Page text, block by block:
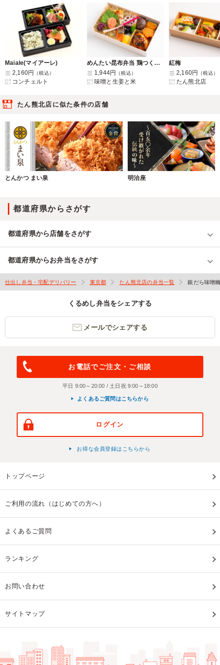
Maiale(マイアーレ)
2,160円
（税込）
コンチェルト
めんたい昆布弁当 鶏つくね&銀鮭
1,944円
（税込）
味噌と生姜と米
紅梅
2,160円
（税込）
たん熊北店
たん熊北店に似た条件の店舗
とんかつ まい泉 明治座
都道府県からさがす
都道府県から店舗をさがす
都道府県からお弁当をさがす
仕出し弁当・宅配デリバリー 東京都 たん熊北店の弁当一覧 銀だら味噌
くるめし弁当をシェアする
メールでシェアする
お電話でご注文・ご相談
平日 9:00～20:00 / 土日祝 9:00～18:00
よくあるご質問はこちらから
ログイン
お得な会員登録はこちらから
トップページ
ご利用の流れ（はじめての方へ）
よくあるご質問
ランキング
お問い合わせ
サイトマップ